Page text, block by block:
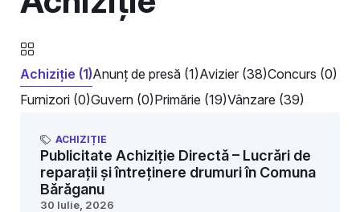
Achiziție (1)Anunț de presă (1)Avizier (38)Concurs (0)
Furnizori (0)Guvern (0)Primărie (19)Vânzare (39)
ACHIZIȚIE
Publicitate Achiziție Directă – Lucrări de
reparații și întreținere drumuri în Comuna
Bărăganu
30 Iulie, 2026